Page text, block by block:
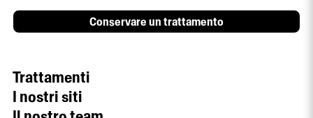
Conservare un trattamento
Trattamenti
I nostri siti